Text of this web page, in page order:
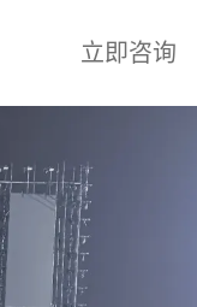
立即咨询